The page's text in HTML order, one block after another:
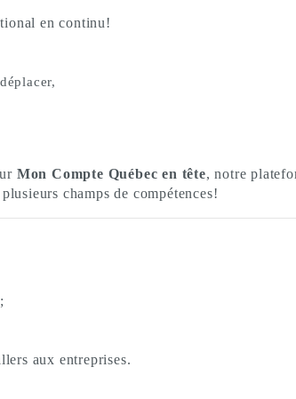
en continu!
Mon Compte Québec en tête, notre
champs de compétences!
aux entreprises.